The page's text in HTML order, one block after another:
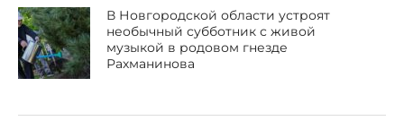
В Новгородской области устроят
необычный субботник с живой
музыкой в родовом гнезде
Рахманинова